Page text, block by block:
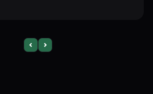
Previous slide
Next slide